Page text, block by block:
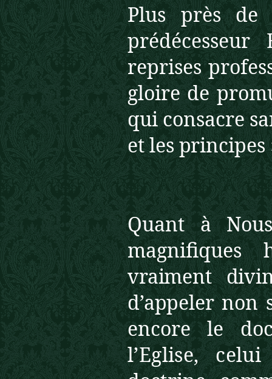
Plus près de
reprises
gloire de
qui consacre
et les
Quant à
magnifiques
vraiment
d’appelernon
encore le
l’Eglise,